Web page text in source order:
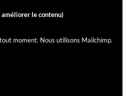
le contenu)
moment. Nous utilisons Mailchimp.